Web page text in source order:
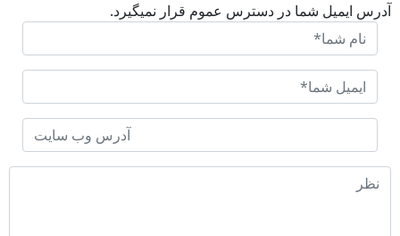
آدرس ایمیل شما در دسترس عموم قرار نمیگیرد.